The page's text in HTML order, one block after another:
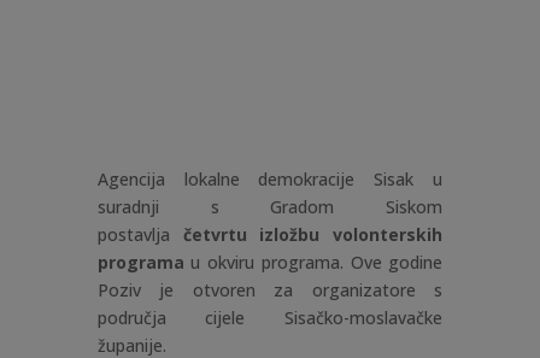
Agencija lokalne demokracije Sisak u
suradnji s Gradom Siskom
postavlja četvrtu izložbu volonterskih
programa u okviru programa. Ove godine
Poziv je otvoren za organizatore s
područja cijele Sisačko-moslavačke
županije.